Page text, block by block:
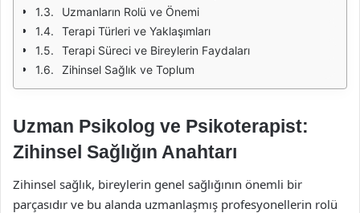
Uzmanların Rolü ve Önemi
Terapi Türleri ve Yaklaşımları
Terapi Süreci ve Bireylerin Faydaları
Zihinsel Sağlık ve Toplum
Uzman Psikolog ve Psikoterapist:
Zihinsel Sağlığın Anahtarı
Zihinsel sağlık, bireylerin genel sağlığının önemli bir
parçasıdır ve bu alanda uzmanlaşmış profesyonellerin rolü